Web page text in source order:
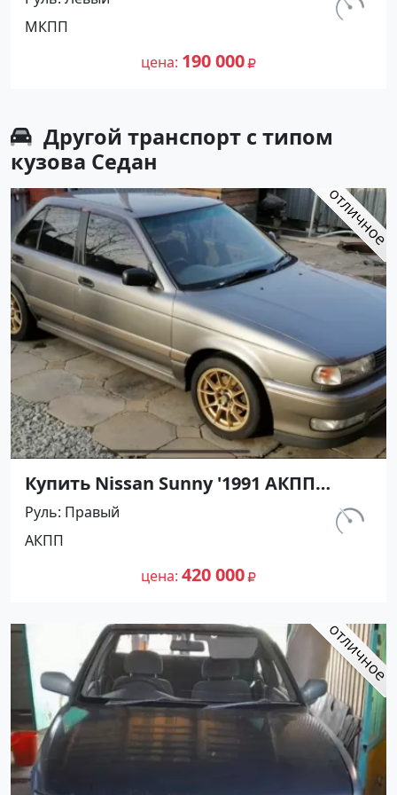
Ахтанизовская: цвет Белый Хетчбэк
1994 года по цене 190000 рублей,
объявление №26916 на сайте
км.
МКПП
цена 190 000
Другой транспорт с типом
кузова Седан
Купить Nissan Sunny '1991 АКПП
(1400/75 л.с.) Бензин инжектор
Воронежская цвет Серый Седан по
цене 420000 рублей, объявление
№27501 на сайте Авторынок23
км.
Руль Правый
АКПП
цена 420 000